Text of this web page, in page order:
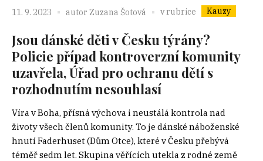
11. 9. 2023 autor Zuzana Šotová v rubrice Kauzy
Jsou dánské děti v Česku týrány?
Policie případ kontroverzní komunity
uzavřela, Úřad pro ochranu dětí s
rozhodnutím nesouhlasí
Víra v Boha, přísná výchova i neustálá kontrola nad
životy všech členů komunity. To je dánské náboženské
hnutí Faderhuset (Dům Otce), které v Česku přebývá
téměř sedm let. Skupina věřících utekla z rodné země